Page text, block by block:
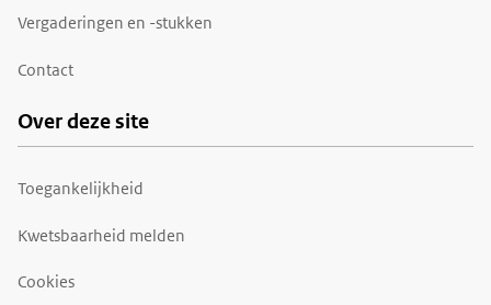
Vergaderingen en -stukken
Contact
Over deze site
Toegankelijkheid
Kwetsbaarheid melden
Cookies